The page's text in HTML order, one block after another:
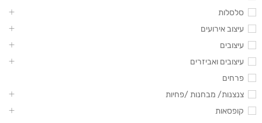
סלסלות
עיצוב אירועים
עיצובים
עיצובים ואביזרים
פרחים
צנצנות/ מבחנות /פחיות
קופסאות